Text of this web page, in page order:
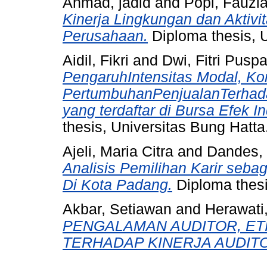
Kinerja Lingkungan dan
Perusahaan. Diploma thesis,
Aidil, Fikri and Dwi, Fitri Puspa
PengaruhIntensitas Modal,
yang terdaftar di Bursa Efek
thesis, Universitas Bung
Ajeli, Maria Citra and Dandes,
Analisis Pemilihan Karir
Di Kota Padang. Diploma
Akbar, Setiawan and
PENGALAMAN AUDITOR,
TERHADAP KINERJA